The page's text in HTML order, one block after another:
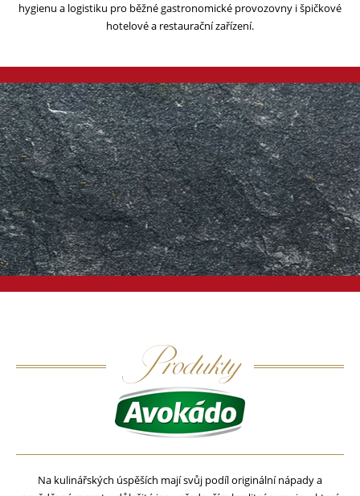
hygienu a logistiku pro běžné gastronomické provozovny i špičkové
hotelové a restaurační zařízení.
Produkty
Na kulinářských úspěších mají svůj podíl originální nápady a